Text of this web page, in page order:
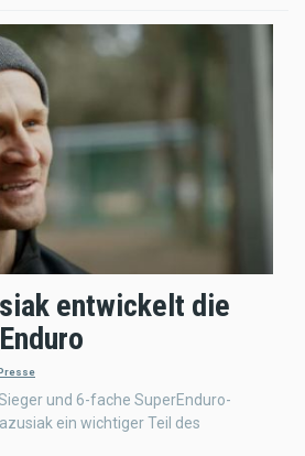
entwickelt die
und 6-fache SuperEnduro-
ein wichtiger Teil des